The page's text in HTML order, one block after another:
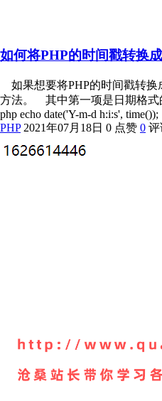
如何将PHP的时间戳转换
如果想要将PHP的时间戳转换
方法。 其中第一项是日期格式
php echo date('Y-m-d h:i:s', time());
PHP 2021年07月18日 0 点赞 0 评